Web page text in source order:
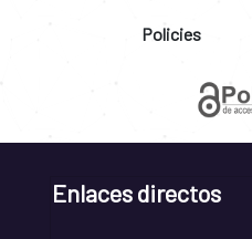
Policies
Enlaces directos